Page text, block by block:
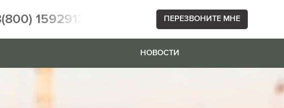
1592913 ПЕРЕЗВОНИТЕ МНЕ
НОВОСТИ